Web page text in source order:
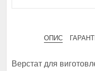
ОПИС
Верстат для